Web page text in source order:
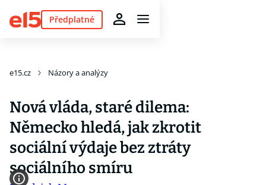
Předplatné
e15.cz Názory a analýzy
Nová vláda, staré dilema:
Německo hledá, jak zkrotit
sociální výdaje bez ztráty
sociálního smíru